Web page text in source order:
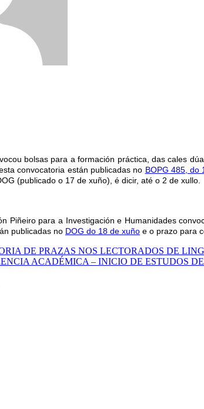
bolsas para a formación práctica, das cales
convocatoria están publicadas no BOPG 485, do
(publicado o 17 de xuño), é dicir, até o 2 de xullo.
Piñeiro para a Investigación e Humanidades
publicadas no DOG do 18 de xuño e o prazo para
DE PRAZAS NOS LECTORADOS DE
ACADÉMICA – INICIO DE ESTUDOS